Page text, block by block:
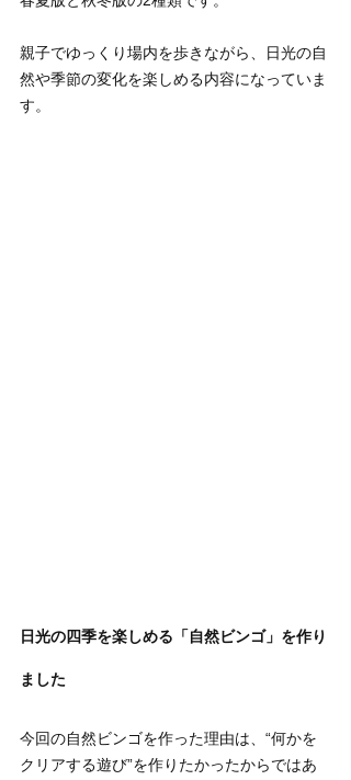
親子でゆっくり場内を歩きながら、日光の自
然や季節の変化を楽しめる内容になっていま
す。
日光の四季を楽しめる「自然ビンゴ」を作り
ました
今回の自然ビンゴを作った理由は、“何かを
クリアする遊び”を作りたかったからではあ